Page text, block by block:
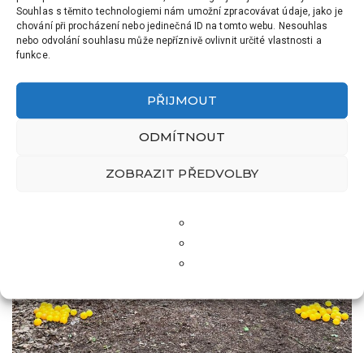
Souhlas s těmito technologiemi nám umožní zpracovávat údaje, jako je
chování při procházení nebo jedinečná ID na tomto webu. Nesouhlas
nebo odvolání souhlasu může nepříznivě ovlivnit určité vlastnosti a
funkce.
PŘIJMOUT
ODMÍTNOUT
ZOBRAZIT PŘEDVOLBY